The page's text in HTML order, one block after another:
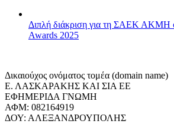
Διπλή διάκριση για τη ΣΑΕΚ ΑΚΜΗ
Awards 2025
Δικαιούχος ονόματος τομέα (domain name)
Ε. ΛΑΣΚΑΡΑΚΗΣ ΚΑΙ ΣΙΑ ΕΕ
ΕΦΗΜΕΡΙΔΑ ΓΝΩΜΗ
ΑΦΜ: 082164919
ΔΟΥ: ΑΛΕΞΑΝΔΡΟΥΠΟΛΗΣ